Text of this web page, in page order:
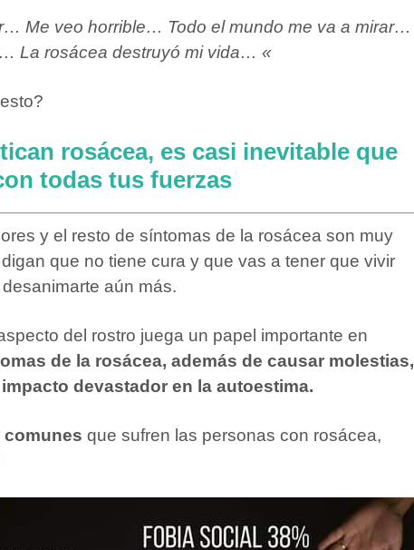
Me veo horrible… Todo el mundo me va a mirar…
La rosácea destruyó mi vida… «
rosácea, es casi inevitable que
todas tus fuerzas
y el resto de síntomas de la rosácea son muy
que no tiene cura y que vas a tener que vivir
aún más.
del rostro juega un papel importante en
de la rosácea, además de causar molestias,
devastador en la autoestima.
comunes que sufren las personas con rosácea,